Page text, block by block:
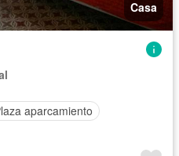
Casa
aparcamiento